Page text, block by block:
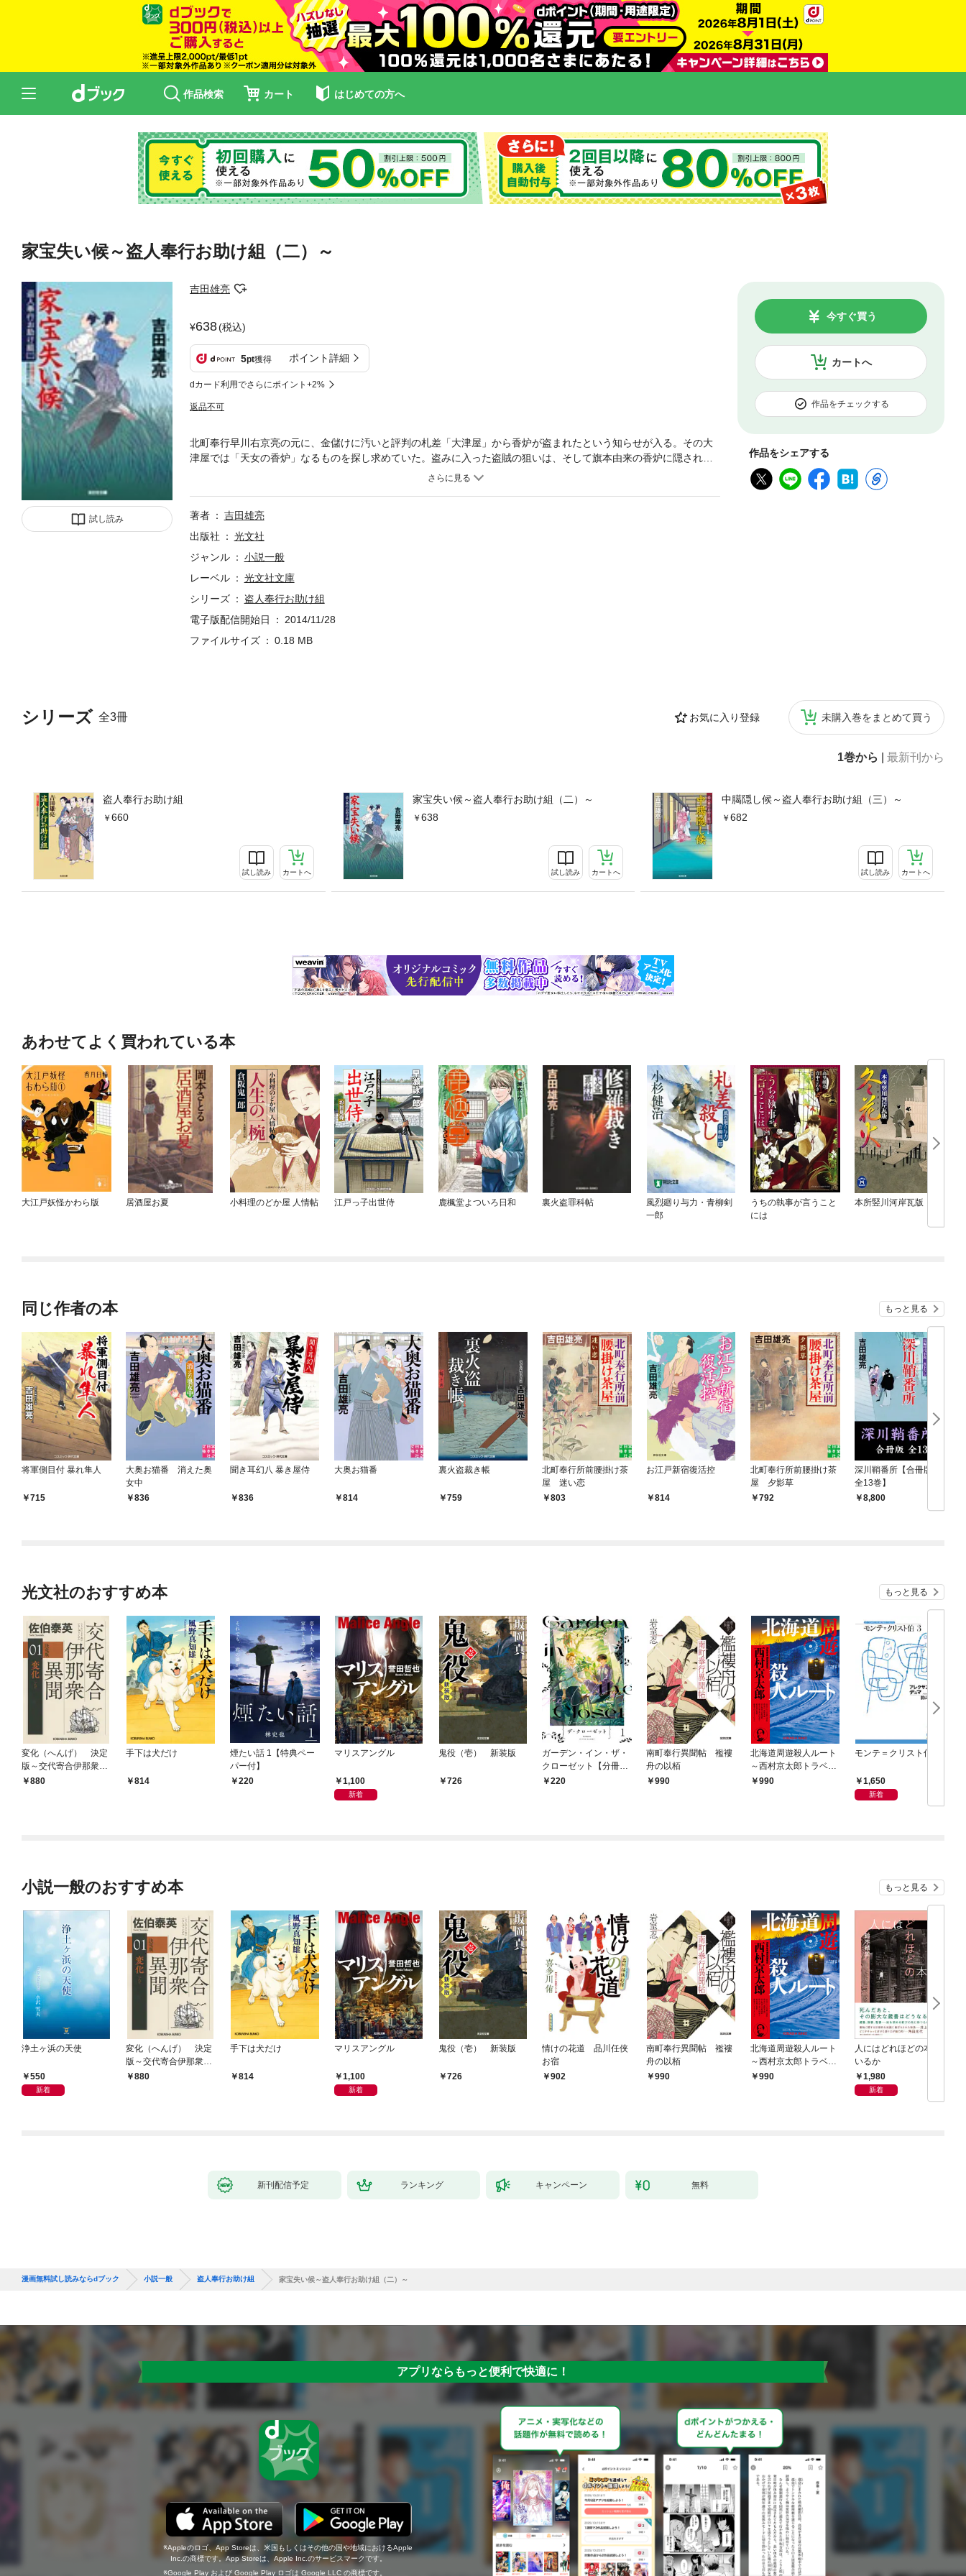
作品検索 カート はじめての方へ
家宝失い候～盗人奉行お助け組（二）～
試し読み
吉田雄亮
638(税込)
5pt獲得 ポイント詳細
dカード利用でさらにポイント+2%
返品不可
カートへ
今すぐ買う
作品をチェックする
作品をシェアする
シリーズ 全3冊 お気に入り登録 未購入巻をまとめて買う
1巻から 最新刊から
盗人奉行お助け組
660
試し読み カートへ
家宝失い候～盗人奉行お助け組（二）～
638
試し読み カートへ
中臈隠し候～盗人奉行お助け組（三）～
682
試し読み カートへ
北町奉行早川右京亮の元に、金儲けに汚いと評判の札差「大津屋」から香炉が盗まれたという知らせが入る。その大
津屋では「天女の香炉」なるものを探し求めていた。盗みに入った盗賊の狙いは、そして旗本由来の香炉に隠されて
いた秘密とは――。若き剣客、大侠客、元盗人など個性あふれる面々が揃う「お助け組」を従え、策士奉行が脅威の
著者
吉田雄亮
出版社
光文社
ジャンル
小説一般
レーベル
光文社文庫
シリーズ
盗人奉行お助け組
電子版配信開始日
2014/11/28
ファイルサイズ
0.18 MB
あわせてよく買われている本
大江戸妖怪かわら版 居酒屋お夏 小料理のどか屋 人情帖 江戸っ子出世侍 鹿楓堂よついろ日和 裏火盗罪科帖
風烈廻り与力・青柳剣
一郎
うちの執事が言うこと
には
本所竪川河岸瓦版
同じ作者の本 もっと見る
将軍側目付 暴れ隼人
715
大奥お猫番 消えた奥
女中
836
聞き耳幻八 暴き屋侍
836
大奥お猫番
814
裏火盗裁き帳
759
北町奉行所前腰掛け茶
屋 迷い恋
803
お江戸新宿復活控
814
北町奉行所前腰掛け茶
屋 夕影草
792
深川鞘番所【合冊版／
全13巻】
8,800
光文社のおすすめ本 もっと見る
変化（へんげ） 決定
版～交代寄合伊那衆異
聞（1）～
880
手下は犬だけ
814
煙たい話 1【特典ペー
パー付】
220
マリスアングル
1,100
新着
鬼役（壱） 新装版
726
ガーデン・イン・ザ・
クローゼット【分冊
版】1
220
南町奉行異聞帖 襤褸
舟の以栢
990
北海道周遊殺人ルート
～西村京太郎トラベル
ミステリー・セレクシ
990
モンテ＝クリスト伯3
1,650
新着
小説一般のおすすめ本 もっと見る
浄土ヶ浜の天使
550
新着
変化（へんげ） 決定
版～交代寄合伊那衆異
聞（1）～
880
手下は犬だけ
814
マリスアングル
1,100
新着
鬼役（壱） 新装版
726
情けの花道 品川任侠
お宿
902
南町奉行異聞帖 襤褸
舟の以栢
990
北海道周遊殺人ルート
～西村京太郎トラベル
ミステリー・セレクシ
990
人にはどれほどの本が
いるか
1,980
新着
新刊配信予定 ランキング キャンペーン 無料
漫画無料試し読みならdブック 小説一般 盗人奉行お助け組 家宝失い候～盗人奉行お助け組（二）～
アプリならもっと便利で快適に！
Appleのロゴ、App Storeは、米国もしくはその他の国や地域におけるApple
Inc.の商標です。App Storeは、Apple Inc.のサービスマークです。
Google Play および Google Play ロゴは Google LLC の商標です。